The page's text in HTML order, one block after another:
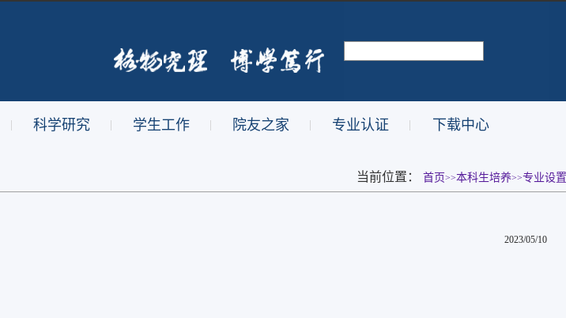
| 科学研究 | 学生工作 | 院友之家 | 专业认证 | 下载中心
当前位置： 首页>>本科生培养>>专业设置
2023/05/10